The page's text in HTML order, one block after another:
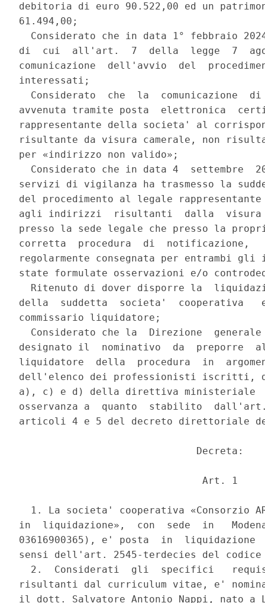
debitoria di euro 90.522,00 ed un
61.494,00;
Considerato che in data 1° febbraio
di  cui  all'art.  7  della  legge  7
comunicazione  dell'avvio  del
interessati;
Considerato  che  la  comunicazione
avvenuta tramite posta  elettronica
rappresentante della societa' al
risultante da visura camerale, non
per «indirizzo non valido»;
Considerato che in data 4  settembre
servizi di vigilanza ha trasmesso la
del procedimento al legale rappresentante
agli indirizzi  risultanti  dalla  visura
presso la sede legale che presso la
corretta  procedura  di
regolarmente consegnata per entrambi
state formulate osservazioni e/o
Ritenuto di dover disporre la
della  suddetta  societa'  cooperativa
commissario liquidatore;
Considerato che la  Direzione
designato il  nominativo  da  preporre
liquidatore  della  procedura  in
dell'elenco dei professionisti iscritti,
a), c) e d) della direttiva ministeriale
osservanza a  quanto  stabilito
articoli 4 e 5 del decreto direttoriale
                              Decreta:
                               Art. 1
1. La societa' cooperativa «Consorzio
in  liquidazione»,  con  sede  in
03616900365), e' posta  in
sensi dell'art. 2545-terdecies del
2.  Considerati  gli  specifici
risultanti dal curriculum vitae, e'
il dott. Salvatore Antonio Nappi, nato